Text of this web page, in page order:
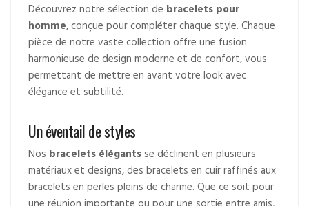
Découvrez notre sélection de bracelets pour
homme, conçue pour compléter chaque style. Chaque
pièce de notre vaste collection offre une fusion
harmonieuse de design moderne et de confort, vous
permettant de mettre en avant votre look avec
élégance et subtilité.
Un éventail de styles
Nos bracelets élégantsse déclinent en plusieurs
matériaux et designs, des bracelets en cuir raffinés aux
bracelets en perles pleins de charme. Que ce soit pour